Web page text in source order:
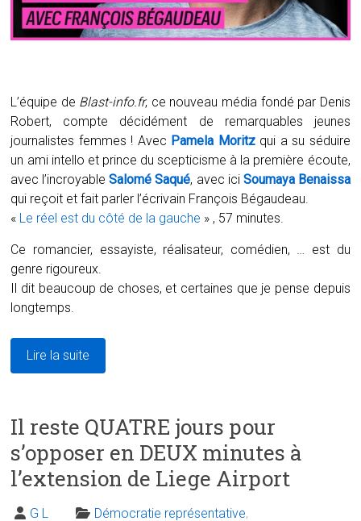
L’équipe de Blast-info.fr, ce nouveau média fondé par Denis
Robert, compte décidément de remarquables jeunes
journalistes femmes ! Avec Pamela Moritzqui a su séduire
un ami intello et prince du scepticisme à la première écoute,
avec l’incroyableSalomé Saqué, avec ici Soumaya Benaissa
qui reçoit et fait parler l’écrivain François Bégaudeau.
« Le réel est du côté de la gauche » , 57 minutes.
Ce romancier, essayiste, réalisateur, comédien, … est du
genre rigoureux.
Il dit beaucoup de choses, et certaines que je pense depuis
longtemps.
Lire la suite
Il reste QUATRE jours pour
s’opposer en DEUX minutes à
l’extension de Liege Airport
G L Démocratie représentative,